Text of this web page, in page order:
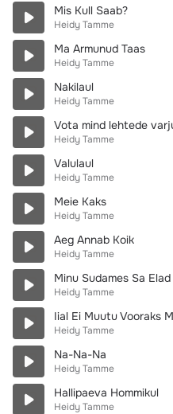
Mis Kull Saab?
Heidy Tamme
Ma Armunud Taas
Heidy Tamme
Nakilaul
Heidy Tamme
Vota mind lehtede
Heidy Tamme
Valulaul
Heidy Tamme
Meie Kaks
Heidy Tamme
Aeg Annab Koik
Heidy Tamme
Minu Sudames Sa Elad
Heidy Tamme
Iial Ei Muutu Vooraks
Heidy Tamme
Na-Na-Na
Heidy Tamme
Hallipaeva Hommikul
Heidy Tamme